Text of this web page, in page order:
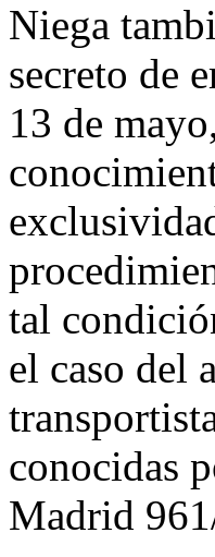
Niega
secreto de
13 de
tal
el caso del
conocidas
Madrid